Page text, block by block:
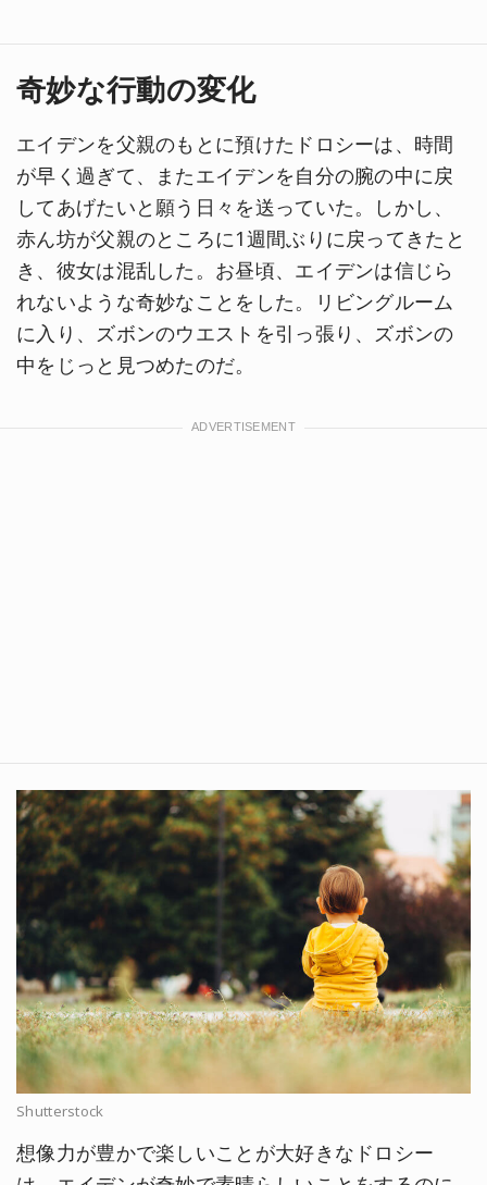
奇妙な行動の変化
エイデンを父親のもとに預けたドロシーは、時間
が早く過ぎて、またエイデンを自分の腕の中に戻
してあげたいと願う日々を送っていた。しかし、
赤ん坊が父親のところに1週間ぶりに戻ってきたと
き、彼女は混乱した。お昼頃、エイデンは信じら
れないような奇妙なことをした。リビングルーム
に入り、ズボンのウエストを引っ張り、ズボンの
中をじっと見つめたのだ。
Shutterstock
想像力が豊かで楽しいことが大好きなドロシー